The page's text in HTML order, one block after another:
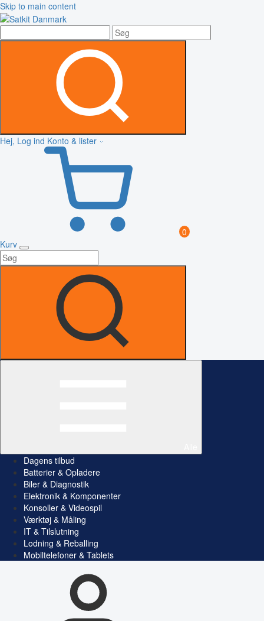
Skip to main content
Hej, Log ind Konto & lister
0
Kurv
Dagens tilbud
Batterier & Opladere
Biler & Diagnostik
Elektronik & Komponenter
Konsoller & Videospil
Værktøj & Måling
IT & Tilslutning
Lodning & Reballing
Mobiltelefoner & Tablets